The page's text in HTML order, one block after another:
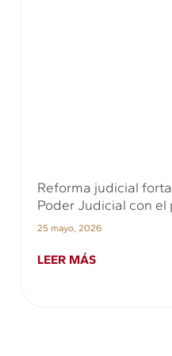
Reforma judicial
Poder Judicial con el
25 mayo, 2026
LEER MÁS